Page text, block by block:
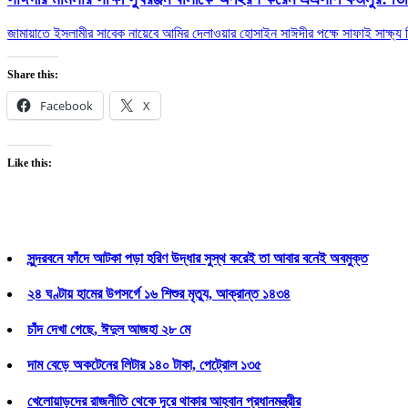
জামায়াতে ইসলামীর সাবেক নায়েবে আমির দেলাওয়ার হোসাইন সাঈদীর পক্ষে সাফাই
Share this:
Facebook X
Like this:
সুন্দরবনে ফাঁদে আটকা পড়া হরিণ উদ্ধার সুস্থ করেই তা আবার বনেই অবমুক্ত
২৪ ঘণ্টায় হামের উপসর্গে ১৬ শিশুর মৃত্যু, আক্রান্ত ১৪৩৪
চাঁদ দেখা গেছে, ঈদুল আজহা ২৮ মে
দাম বেড়ে অকটেনের লিটার ১৪০ টাকা, পেট্রোল ১৩৫
খেলোয়াড়দের রাজনীতি থেকে দূরে থাকার আহ্বান প্রধানমন্ত্রীর